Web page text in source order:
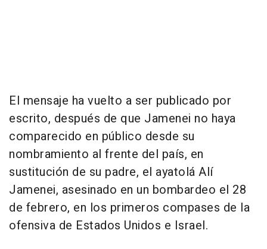
El mensaje ha vuelto a ser publicado por
escrito, después de que Jamenei no haya
comparecido en público desde su
nombramiento al frente del país, en
sustitución de su padre, el ayatolá Alí
Jamenei, asesinado en un bombardeo el 28
de febrero, en los primeros compases de la
ofensiva de Estados Unidos e Israel.